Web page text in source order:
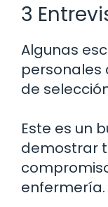
3
Algunas
personales
de
Este es un
demostrar
enfermería.